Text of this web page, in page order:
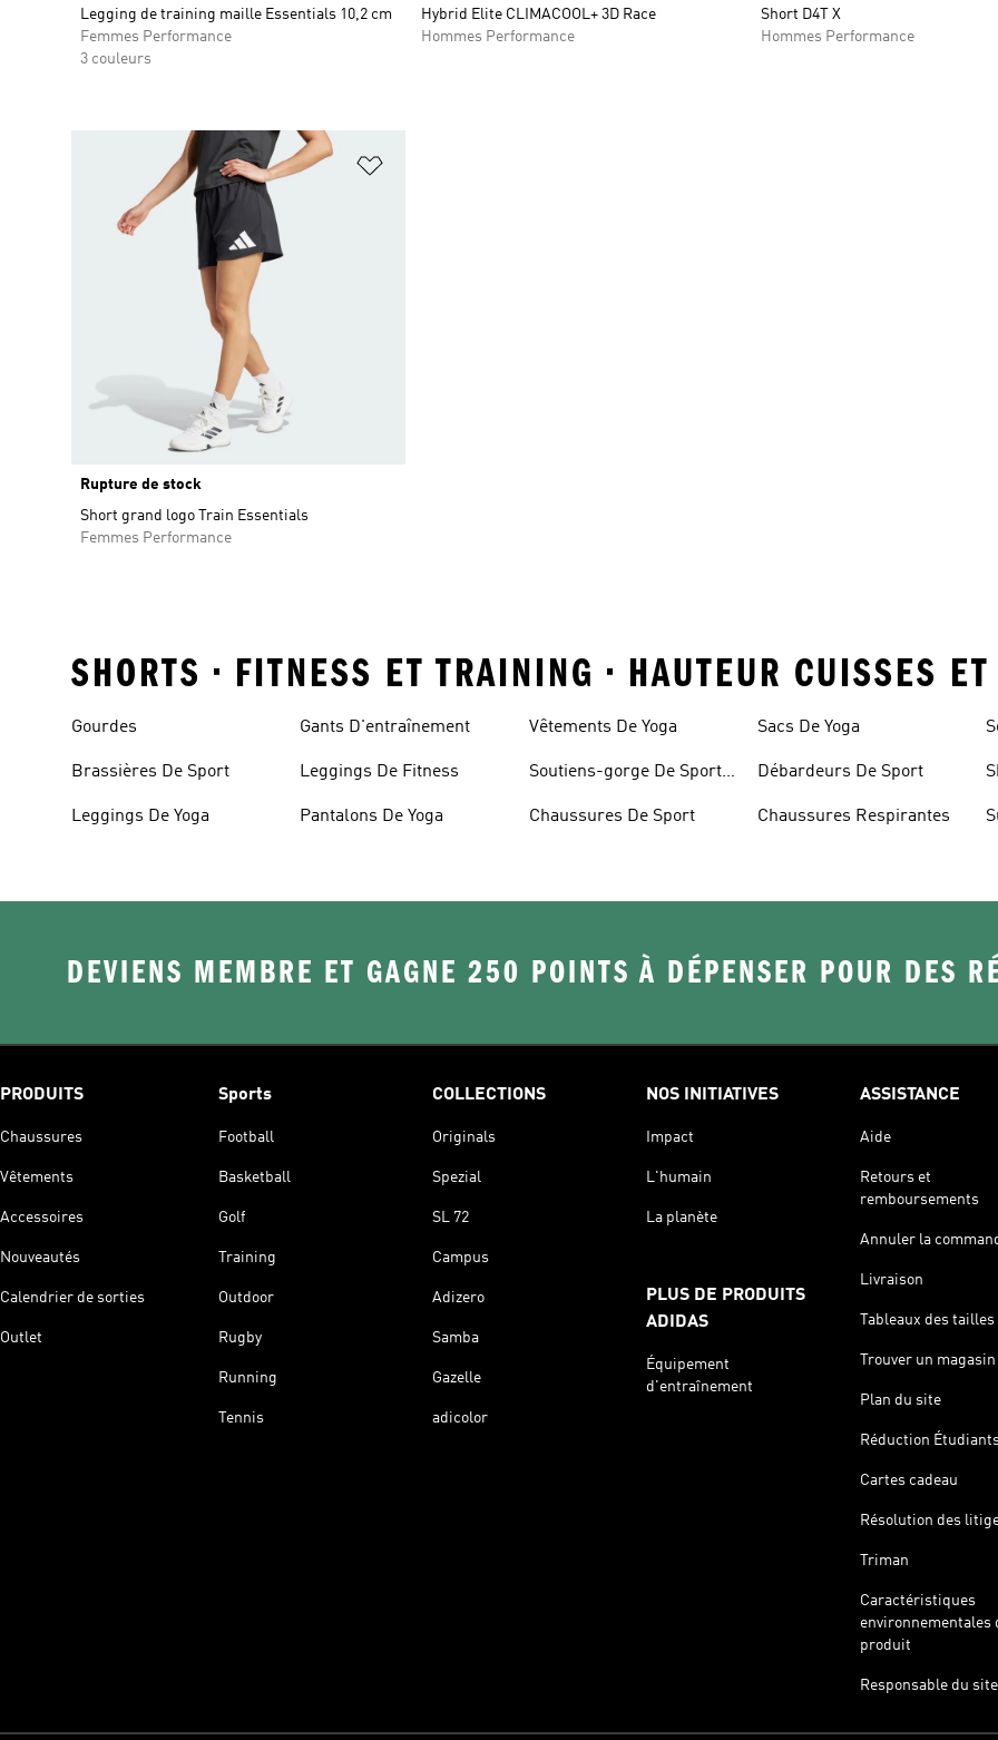
Legging de training maille Essentials 10,2 cm
Femmes Performance
3 couleurs
Hybrid Elite CLIMACOOL+ 3D Race
Hommes Performance
Short D4T X
Hommes Performance
Rupture de stock
Short grand logo Train Essentials
Femmes Performance
SHORTS • FITNESS ET TRAINING • HAUTEUR CUISSES
Gourdes
Brassières De Sport
Leggings De Yoga
Gants D'entraînement
Leggings De Fitness
Pantalons De Yoga
Vêtements De Yoga
Soutiens-gorge De Sport
Chaussures De Sport
Sacs De Yoga
Débardeurs De Sport
Chaussures Respirantes
DEVIENS MEMBRE ET GAGNE 250 POINTS À DÉPENSER POUR DES
PRODUITS
Chaussures
Vêtements
Accessoires
Nouveautés
Calendrier de sorties
Outlet
Sports
Football
Basketball
Golf
Training
Outdoor
Rugby
Running
Tennis
COLLECTIONS
Originals
Spezial
SL 72
Campus
Adizero
Samba
Gazelle
adicolor
NOS INITIATIVES
Impact
L'humain
La planète
PLUS DE PRODUITS
ADIDAS
Équipement
d'entraînement
ASSISTANCE
Aide
Retours et
remboursements
Annuler la
Livraison
Tableaux des tailles
Trouver un magasin
Plan du site
Réduction
Cartes cadeau
Résolution des
Triman
Caractéristiques
environnementales
produit
Responsable du site